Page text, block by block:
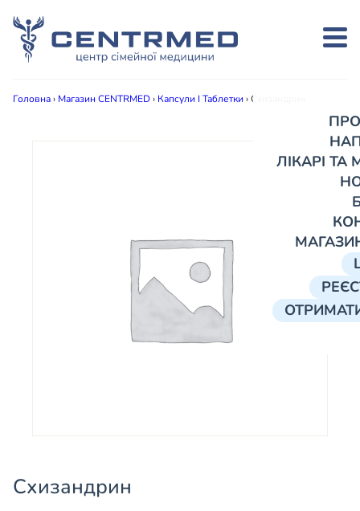
ЛІКАРІ
Головна› Магазин CENTRMED› Капсули І Таблетки ›Схизандрин
Схизандрин